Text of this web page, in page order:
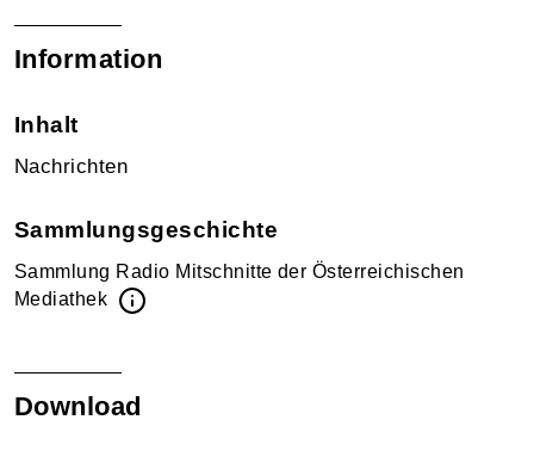
Information
Inhalt
Nachrichten
Sammlungsgeschichte
Sammlung Radio Mitschnitte der Österreichischen
Mediathek
Download